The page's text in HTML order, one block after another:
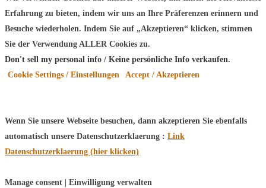
Erfahrung zu bieten, indem wir uns an Ihre Präferenzen erinnern und
Besuche wiederholen. Indem Sie auf „Akzeptieren“ klicken, stimmen
Sie der Verwendung ALLER Cookies zu.
Don't sell my personal info / Keine persönliche Info verkaufen.
Cookie Settings / Einstellungen
Accept / Akzeptieren
Wenn Sie unsere Webseite besuchen, dann akzeptieren Sie ebenfalls
automatisch unsere Datenschutzerklaerung : Link
Datenschutzerklaerung (hier klicken)
Manage consent | Einwilligung verwalten